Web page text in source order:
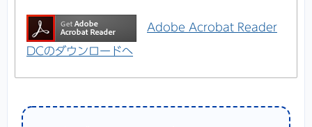
Adobe Acrobat Reader
DCのダウンロードへ